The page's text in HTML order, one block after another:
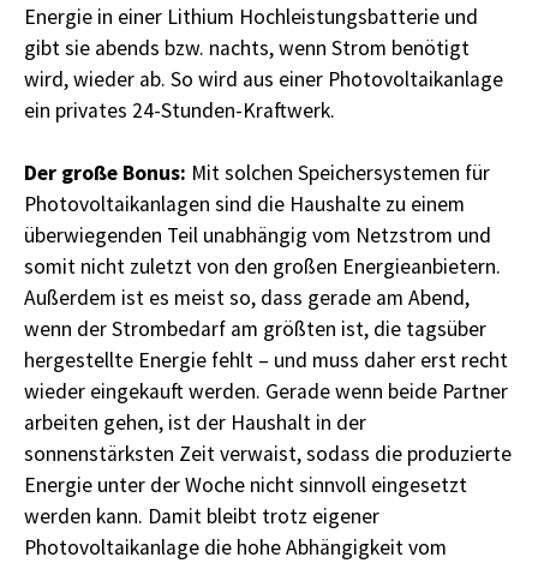
Energie in einer Lithium Hochleistungsbatterie und
gibt sie abends bzw. nachts, wenn Strom benötigt
wird, wieder ab. So wird aus einer Photovoltaikanlage
ein privates 24-Stunden-Kraftwerk.
Der große Bonus: Mit solchen Speichersystemen für
Photovoltaikanlagen sind die Haushalte zu einem
überwiegenden Teil unabhängig vom Netzstrom und
somit nicht zuletzt von den großen Energieanbietern.
Außerdem ist es meist so, dass gerade am Abend,
wenn der Strombedarf am größten ist, die tagsüber
hergestellte Energie fehlt – und muss daher erst recht
wieder eingekauft werden. Gerade wenn beide Partner
arbeiten gehen, ist der Haushalt in der
sonnenstärksten Zeit verwaist, sodass die produzierte
Energie unter der Woche nicht sinnvoll eingesetzt
werden kann. Damit bleibt trotz eigener
Photovoltaikanlage die hohe Abhängigkeit vom